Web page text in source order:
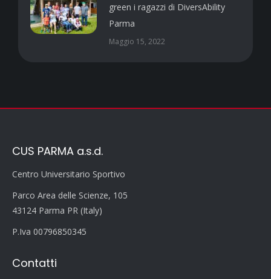
green i ragazzi di DiversAbility
Parma
Maggio 15, 2022
CUS PARMA a.s.d.
Centro Universitario Sportivo
Parco Area delle Scienze, 105
43124 Parma PR (Italy)
P.Iva 00796850345
Contatti